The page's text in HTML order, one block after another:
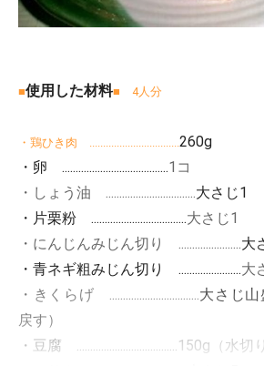
■使用した材料■ 4人分
・鶏ひき肉 .................................260g
・卵 .......................................1コ
・しょう油 .................................大さじ1
・片栗粉 ...................................大さじ1
・にんじんみじん切り .......................大
・青ネギ粗みじん切り .......................大
・きくらげ .................................大さじ
戻す）
・豆腐 .....................................150g（水切